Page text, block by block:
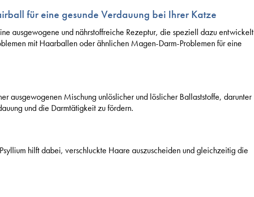
für eine gesunde Verdauung bei Ihrer Katze
ausgewogene und nährstoffreiche Rezeptur, die speziell dazu entwickelt
mit Haarballen oder ähnlichen Magen-Darm-Problemen für eine
ausgewogenen Mischung unlöslicher und löslicher Ballaststoffe, darunter
und die Darmtätigkeit zu fördern.
hilft dabei, verschluckte Haare auszuscheiden und gleichzeitig die